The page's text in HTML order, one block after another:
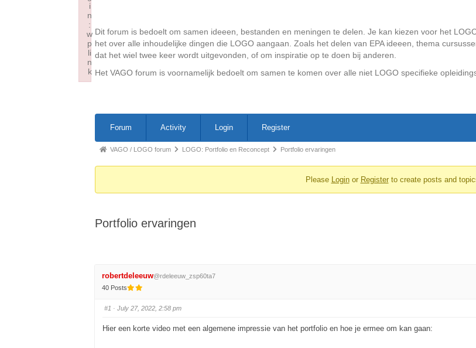
Dit forum is bedoelt om samen ideeen, bestanden en meningen te delen. Je kan kiezen voor het
het over alle inhoudelijke dingen die LOGO aangaan. Zoals het delen van EPA ideeen, thema
dat het wiel twee keer wordt uitgevonden, of om inspiratie op te doen bij anderen.
Het VAGO forum is voornamelijk bedoelt om samen te komen over alle niet LOGO specifieke
Navigation
Forum Activity Login Register
Forum
You
here:
VAGO / LOGO forum LOGO: Portfolio en Reconcept Portfolio ervaringen
Please Loginor Registerto create posts and
Portfolio ervaringen
robertdeleeuw@rdeleeuw_zsp60ta7
40 Posts
#1 · July 27, 2022, 2:58 pm
Hier een korte video met een algemene impressie van het portfolio en hoe je ermee om kan gaan:
i
n
:
w
p
li
n
k
Failed to initialize plugin: wplink